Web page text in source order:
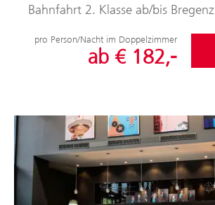
Bahnfahrt 2. Klasse ab/bis Bregenz
pro Person/Nacht im Doppelzimmer
ab € 182,-